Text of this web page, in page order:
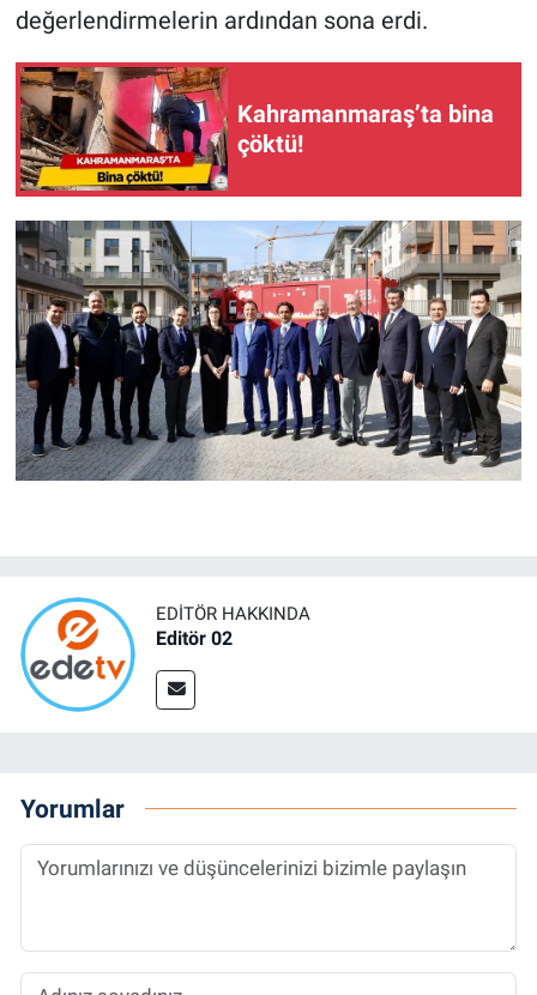
değerlendirmelerin ardından sona erdi.
Kahramanmaraş’ta bina
çöktü!
EDITÖR HAKKINDA
Editör 02
Yorumlar